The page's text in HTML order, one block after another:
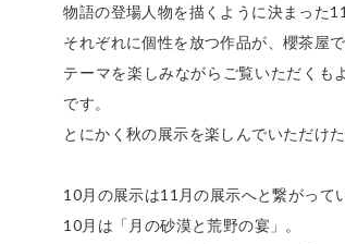
物語の登場人物を描くように決まった
それぞれに個性を放つ作品が、櫻茶屋で
テーマを楽しみながらご覧いただくも
です。
とにかく秋の展示を楽しんでいただけ
10月の展示は11月の展示へと繋がって
10月は「月の砂漠と荒野の宴」。